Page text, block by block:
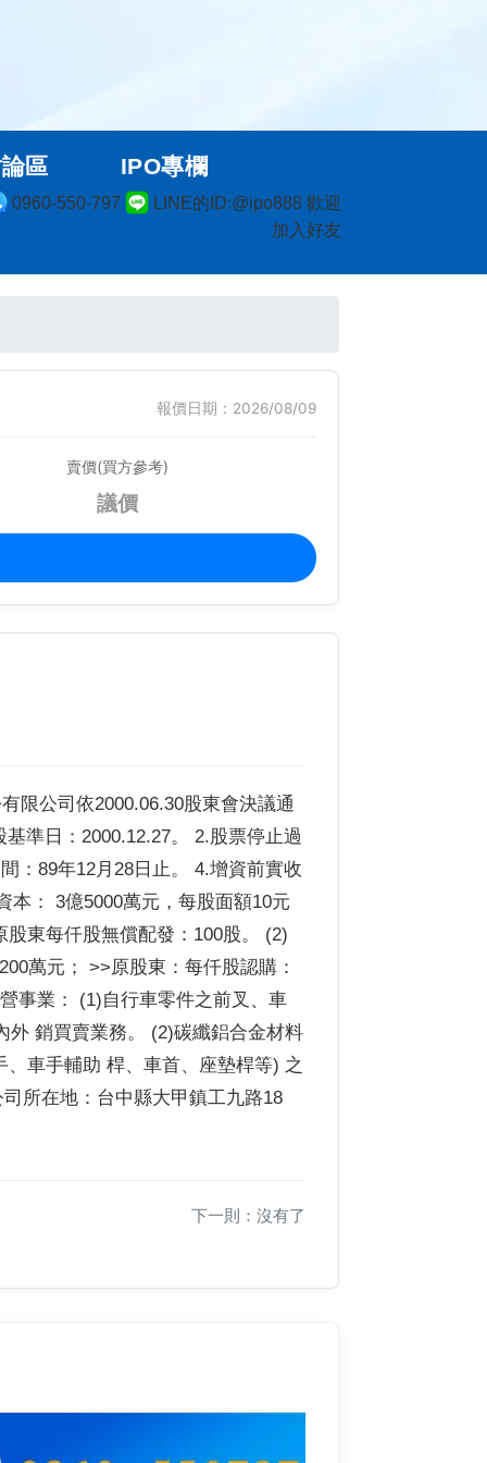
0960-550-797
LINE的ID:@ipo888 歡迎
加入好友
區 IPO專欄
報價日期：2026/08/09
賣價(買方參考)
議價
限公司依2000.06.30股東會決議通
準日：2000.12.27。 2.股票停止過
：89年12月28日止。 4.增資前實收
本： 3億5000萬元，每股面額10元
東每仟股無償配發：100股。 (2)
萬元； >>原股東：每仟股認購：
事業： (1)自行車零件之前叉、車
外 銷買賣業務。 (2)碳纖鋁合金材料
車手輔助 桿、車首、座墊桿等) 之
所在地：台中縣大甲鎮工九路18
下一則：沒有了